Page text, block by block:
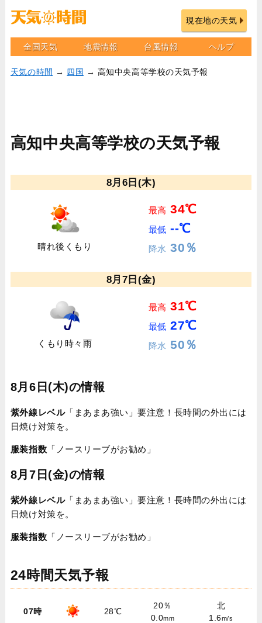
現在地の天気
全国天気 地震情報 台風情報 ヘルプ
天気の時間 → 四国 → 高知中央高等学校の天気予報
高知中央高等学校の天気予報
8月6日(木)
晴れ後くもり
最高 34℃
最低 --℃
降水 30％
8月7日(金)
くもり時々雨
最高 31℃
最低 27℃
降水 50％
8月6日(木)の情報
紫外線レベル「まあまあ強い」要注意！長時間の外出には
日焼け対策を。
服装指数 「ノースリーブがお勧め」
8月7日(金)の情報
紫外線レベル「まあまあ強い」要注意！長時間の外出には
日焼け対策を。
服装指数 「ノースリーブがお勧め」
24時間天気予報
07時 28℃
20％
0.0mm
北
1.6m/s